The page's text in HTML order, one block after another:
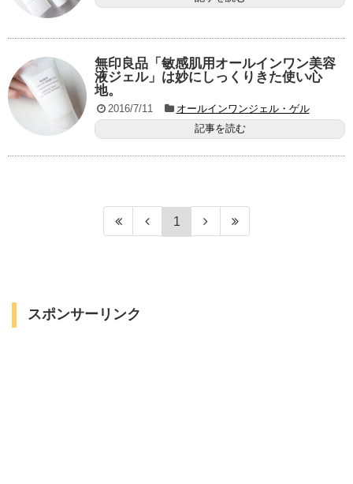
無印良品「敏感肌用オールインワン美容
液ジェル」は妙にしっくりきた使い心
地。
2016/7/11
オールインワンジェル・ゲル
記事を読む
1
スポンサーリンク